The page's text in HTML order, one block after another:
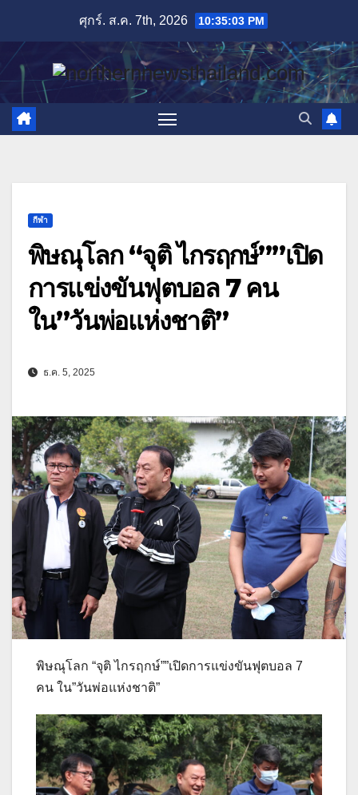
content
ศุกร์. ส.ค. 7th, 2026 10:35:05 PM
กีฬา
พิษณุโลก “จุติ ไกรฤกษ์””เปิด
การแข่งขันฟุตบอล 7 คน
ใน”วันพ่อแห่งชาติ”
ธ.ค. 5, 2025
พิษณุโลก “จุติ ไกรฤกษ์””เปิดการแข่งขันฟุตบอล 7
คน ใน”วันพ่อแห่งชาติ”